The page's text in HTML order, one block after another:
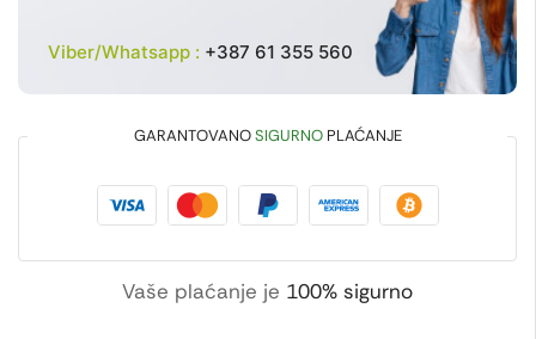
Viber/Whatsapp : +387 61 355 560
GARANTOVANOSIGURNOPLAĆANJE
Vaše plaćanje je 100% sigurno